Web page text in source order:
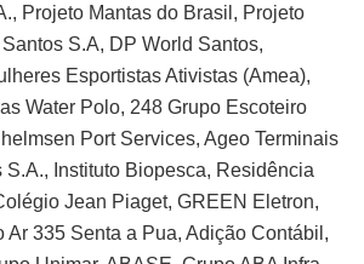
Projeto Mantas do Brasil, Projeto
S.A, DP World Santos,
Esportistas Ativistas (Amea),
Water Polo, 248 Grupo Escoteiro
Port Services, Ageo Terminais
S.A., Instituto Biopesca, Residência
Jean Piaget, GREEN Eletron,
Ar 335 Senta a Pua, Adição Contábil,